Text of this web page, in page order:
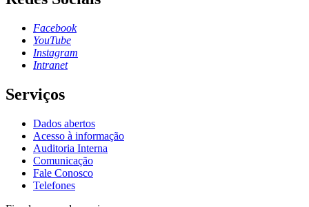
Facebook
YouTube
Instagram
Intranet
Serviços
Dados abertos
Acesso à informação
Auditoria Interna
Comunicação
Fale Conosco
Telefones